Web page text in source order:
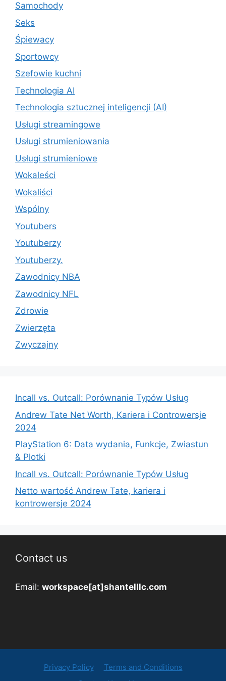
Samochody
Seks
Śpiewacy
Sportowcy
Szefowie kuchni
Technologia AI
Technologia sztucznej inteligencji (AI)
Usługi streamingowe
Usługi strumieniowania
Usługi strumieniowe
Wokaleści
Wokaliści
Wspólny
Youtubers
Youtuberzy
Youtuberzy.
Zawodnicy NBA
Zawodnicy NFL
Zdrowie
Zwierzęta
Zwyczajny
Incall vs. Outcall: Porównanie Typów Usług
Andrew Tate Net Worth, Kariera i Controwersje
2024
PlayStation 6: Data wydania, Funkcje, Zwiastun
& Plotki
Incall vs. Outcall: Porównanie Typów Usług
Netto wartość Andrew Tate, kariera i
kontrowersje 2024
Contact us
Email: workspace[at]shantelllc.com
Privacy Policy
Terms and Conditions